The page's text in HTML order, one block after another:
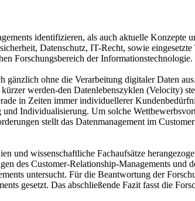
identifizieren, als auch aktuelle Konzepte
Datenschutz, IT-Recht, sowie
Forschungsbereich der Informationstechnologie.
ohne die Verarbeitung digitaler Daten
werden-den Datenlebenszyklen (Velocity)
in Zeiten immer individuellerer
Individualisierung. Um solche
stellt das Datenmanagement im
und wissenschaftliche Fachaufsätze
des Customer-Relationship-Managements und
untersucht. Für die Beantwortung der
gesetzt. Das abschließende Fazit fasst die